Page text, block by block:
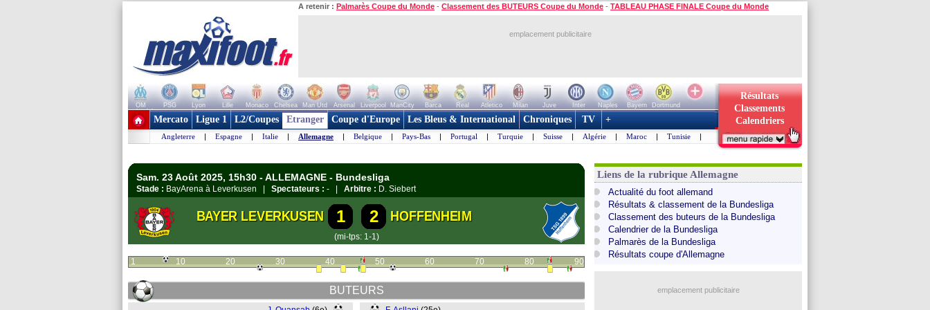
A retenir : Palmarès Coupe du Monde - Classement des BUTEURS Coupe du Monde - TABLEAU PHASE FINALE Coupe du Monde
emplacement publicitaire
OM PSG Lyon Lille Monaco Chelsea Man Utd Arsenal Liverpool ManCity Barca Real Atletico Milan Juve Inter Naples Bayern
Dortmund
+ de clubs
Résultats
Classements
Calendriers
Mercato Ligue 1 L2/Coupes Etranger Coupe d'Europe Les Bleus & International Chroniques TV +
Angleterre | Espagne | Italie | Allemagne | Belgique | Pays-Bas | Portugal | Turquie | Suisse | Algérie | Maroc | Tunisie |
Sam. 23 Août 2025, 15h30 - ALLEMAGNE - Bundesliga
Stade : BayArena à Leverkusen | Spectateurs : - | Arbitre : D. Siebert
BAYER LEVERKUSEN 1 2 HOFFENHEIM
(mi-tps: 1-1)
1 10 20 30 40 50 60 70 80 90
BUTEURS
Liens de la rubrique Allemagne
Actualité du foot allemand
Résultats & classement de la Bundesliga
Classement des buteurs de la Bundesliga
Calendrier de la Bundesliga
Palmarès de la Bundesliga
Résultats coupe d'Allemagne
emplacement publicitaire